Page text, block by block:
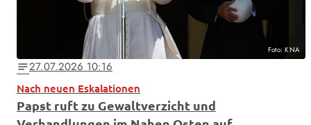
Foto: KNA
notes27.07.2026 10:16
Nach neuen Eskalationen
Papst ruft zu Gewaltverzicht und